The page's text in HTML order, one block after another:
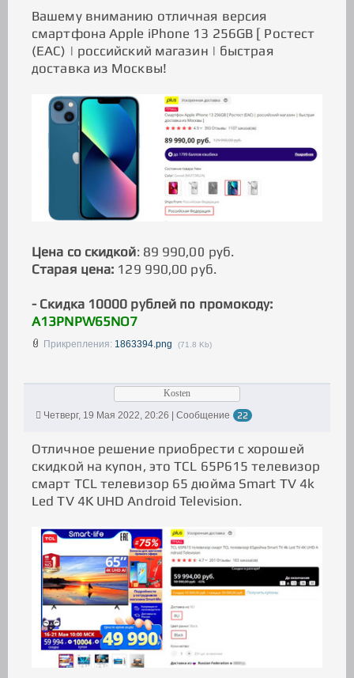
Вашему вниманию отличная версия
смартфона Apple iPhone 13 256GB [ Ростест
(ЕАС) | российский магазин | быстрая
доставка из Москвы!
Цена со скидкой: 89 990,00 руб.
Старая цена: 129 990,00 руб.
- Скидка 10000 рублей по промокоду:
A13PNPW65NO7
Прикрепления: 1863394.png (71.8 Kb)
Kosten
Четверг, 19 Мая 2022, 20:26 | Сообщение
22
Отличное решение приобрести с хорошей
скидкой на купон, это TCL 65P615 телевизор
смарт TCL телевизор 65 дюйма Smart TV 4k
Led TV 4K UHD Android Television.